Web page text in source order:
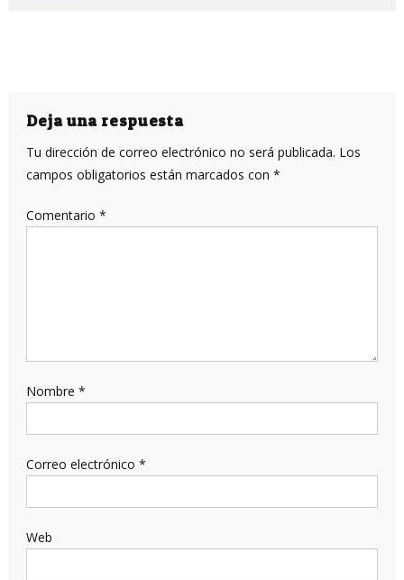
Deja una respuesta
Tu dirección de correo electrónico no será publicada. Los
campos obligatorios están marcados con *
Comentario *
Nombre *
Correo electrónico *
Web